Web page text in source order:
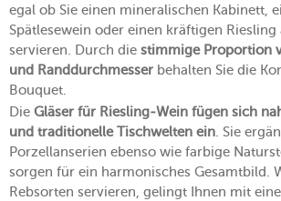
egal ob Sie einen mineralischen Kabinett,
Spätlesewein oder einen kräftigen
servieren. Durch die stimmige Proportion
und Randdurchmesser behalten Sie die
Bouquet.
Die Gläser für Riesling-Wein fügen sich
und traditionelle Tischwelten ein. Sie
Porzellanserien ebenso wie farbige
sorgen für ein harmonisches Gesamtbild.
Rebsorten servieren, gelingt Ihnen mit